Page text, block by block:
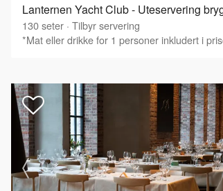
Lanternen Yacht Club - Uteservering
130seter · Tilbyr servering
*Mat eller drikke for 1 personer inkludert i